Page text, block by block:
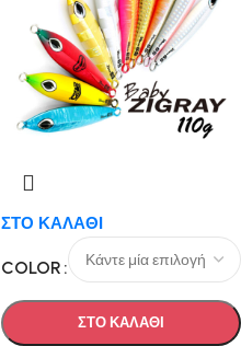
ΣΤΟ ΚΑΛΑΘΙ
COLOR
ΣΤΟ ΚΑΛΑΘΙ